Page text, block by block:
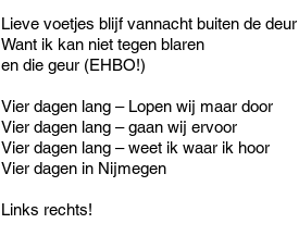
Lieve voetjes blijf vannacht buiten de deur
Want ik kan niet tegen blaren
en die geur (EHBO!)
Vier dagen lang – Lopen wij maar door
Vier dagen lang – gaan wij ervoor
Vier dagen lang – weet ik waar ik hoor
Vier dagen in Nijmegen
Links rechts!